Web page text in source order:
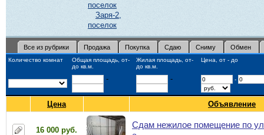
поселок
Заря-2,
поселок
Все из рубрики Продажа Покупка Сдаю Сниму Обмен
Количество комнат
Общая площадь, от-
до кв.м.
Жилая площадь, от-
до кв.м.
Цена, от - до
- - -
Цена Объявление
16 000 руб.
Сдам нежилое помещение по